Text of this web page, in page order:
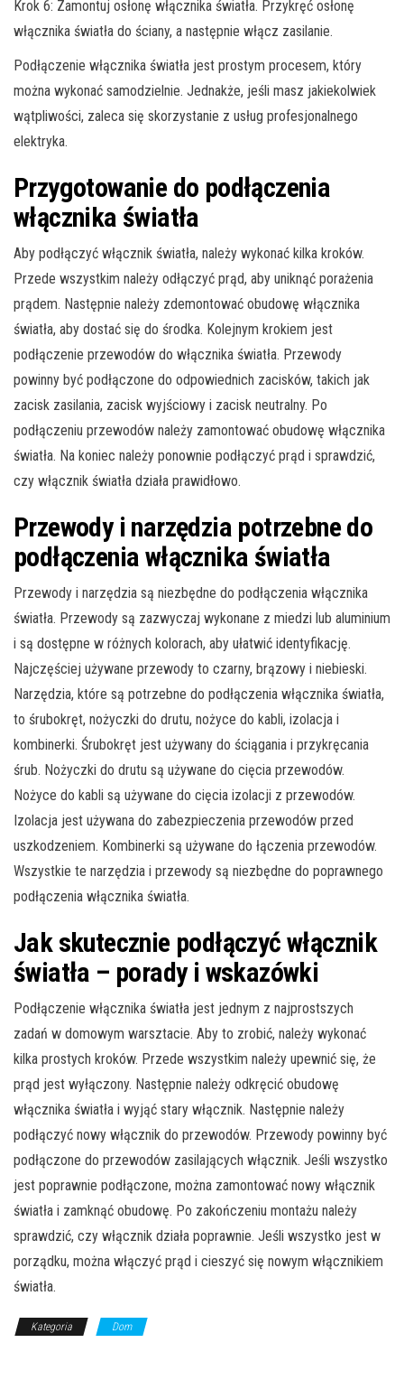
Krok 6: Zamontuj osłonę włącznika światła. Przykręć osłonę
włącznika światła do ściany, a następnie włącz zasilanie.
Podłączenie włącznika światła jest prostym procesem, który
można wykonać samodzielnie. Jednakże, jeśli masz jakiekolwiek
wątpliwości, zaleca się skorzystanie z usług profesjonalnego
elektryka.
Przygotowanie do podłączenia
włącznika światła
Aby podłączyć włącznik światła, należy wykonać kilka kroków.
Przede wszystkim należy odłączyć prąd, aby uniknąć porażenia
prądem. Następnie należy zdemontować obudowę włącznika
światła, aby dostać się do środka. Kolejnym krokiem jest
podłączenie przewodów do włącznika światła. Przewody
powinny być podłączone do odpowiednich zacisków, takich jak
zacisk zasilania, zacisk wyjściowy i zacisk neutralny. Po
podłączeniu przewodów należy zamontować obudowę włącznika
światła. Na koniec należy ponownie podłączyć prąd i sprawdzić,
czy włącznik światła działa prawidłowo.
Przewody i narzędzia potrzebne do
podłączenia włącznika światła
Przewody i narzędzia są niezbędne do podłączenia włącznika
światła. Przewody są zazwyczaj wykonane z miedzi lub aluminium
i są dostępne w różnych kolorach, aby ułatwić identyfikację.
Najczęściej używane przewody to czarny, brązowy i niebieski.
Narzędzia, które są potrzebne do podłączenia włącznika światła,
to śrubokręt, nożyczki do drutu, nożyce do kabli, izolacja i
kombinerki. Śrubokręt jest używany do ściągania i przykręcania
śrub. Nożyczki do drutu są używane do cięcia przewodów.
Nożyce do kabli są używane do cięcia izolacji z przewodów.
Izolacja jest używana do zabezpieczenia przewodów przed
uszkodzeniem. Kombinerki są używane do łączenia przewodów.
Wszystkie te narzędzia i przewody są niezbędne do poprawnego
podłączenia włącznika światła.
Jak skutecznie podłączyć włącznik
światła – porady i wskazówki
Podłączenie włącznika światła jest jednym z najprostszych
zadań w domowym warsztacie. Aby to zrobić, należy wykonać
kilka prostych kroków. Przede wszystkim należy upewnić się, że
prąd jest wyłączony. Następnie należy odkręcić obudowę
włącznika światła i wyjąć stary włącznik. Następnie należy
podłączyć nowy włącznik do przewodów. Przewody powinny być
podłączone do przewodów zasilających włącznik. Jeśli wszystko
jest poprawnie podłączone, można zamontować nowy włącznik
światła i zamknąć obudowę. Po zakończeniu montażu należy
sprawdzić, czy włącznik działa poprawnie. Jeśli wszystko jest w
porządku, można włączyć prąd i cieszyć się nowym włącznikiem
światła.
Kategoria Dom